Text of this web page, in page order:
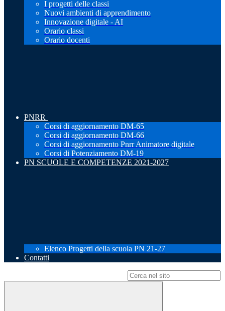
I progetti delle classi
Nuovi ambienti di apprendimento
Innovazione digitale - AI
Orario classi
Orario docenti
PNRR
Corsi di aggiornamento DM-65
Corsi di aggiornamento DM-66
Corsi di aggiornamento Pnrr Animatore digitale
Corsi di Potenziamento DM-19
PN SCUOLE E COMPETENZE 2021-2027
Elenco Progetti della scuola PN 21-27
Contatti